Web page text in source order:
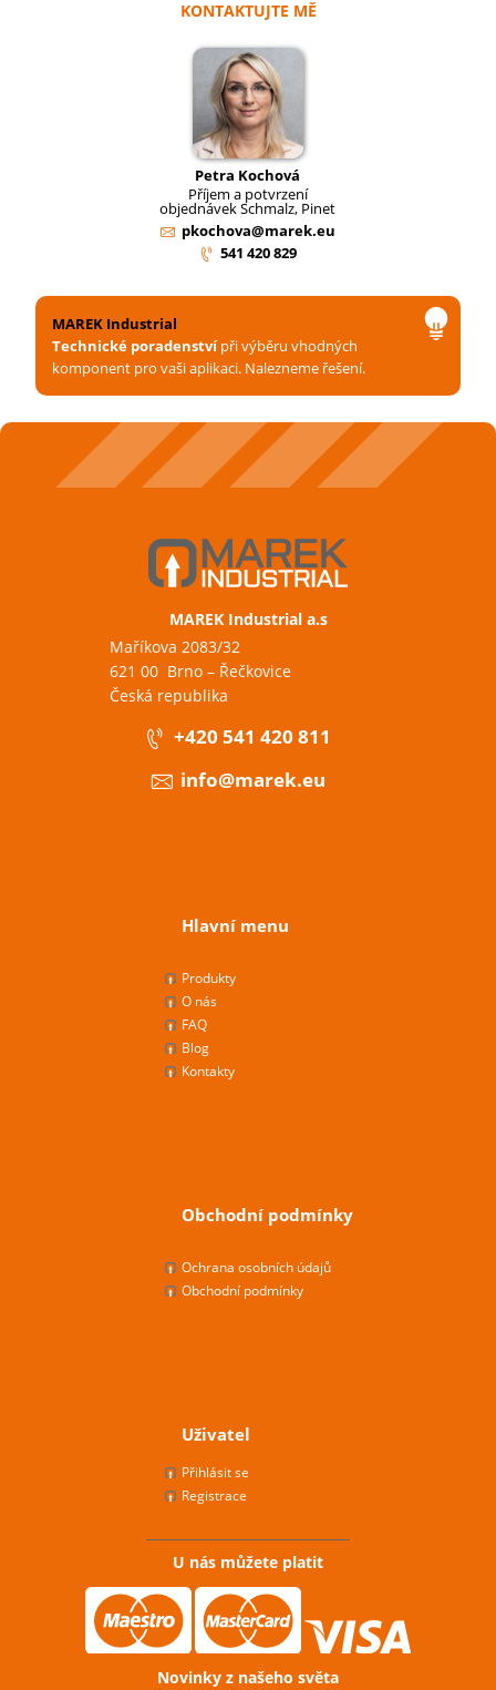
KONTAKTUJTE MĚ
Petra Kochová
Příjem a potvrzení
objednávek Schmalz, Pinet
pkochova@marek.eu
541 420 829
MAREK Industrial
Technické poradenstvípři výběru vhodných
komponent pro vaši aplikaci. Nalezneme řešení.
MAREK Industrial a.s
Maříkova 2083/32
621 00 Brno – Řečkovice
Česká republika
+420 541 420 811
info@marek.eu
Hlavní menu
Produkty
O nás
FAQ
Blog
Kontakty
Obchodní podmínky
Ochrana osobních údajů
Obchodní podmínky
Uživatel
Přihlásit se
Registrace
U nás můžete platit
Novinky z našeho světa